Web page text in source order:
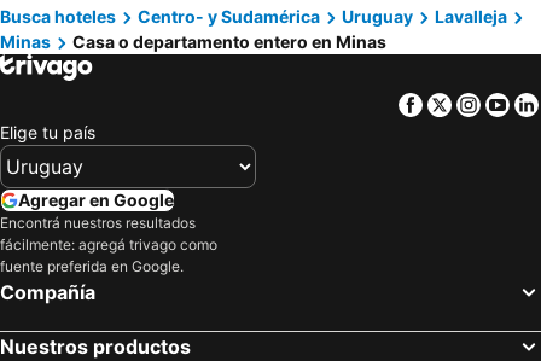
Busca hoteles Centro- y Sudamérica Uruguay
Lavalleja
Minas
Casa o departamento entero en Minas
Facebook
Twitter
Elige tu país
Agregar en Google
Encontrá nuestros resultados
fácilmente: agregá trivago como
fuente preferida en Google.
Compañía
Nuestros productos